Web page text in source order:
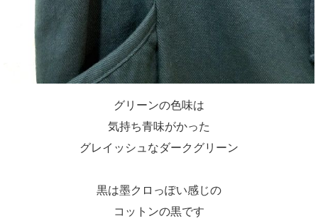
グリーンの色味は
気持ち青味がかった
グレイッシュなダークグリーン
黒は墨クロっぽい感じの
コットンの黒です